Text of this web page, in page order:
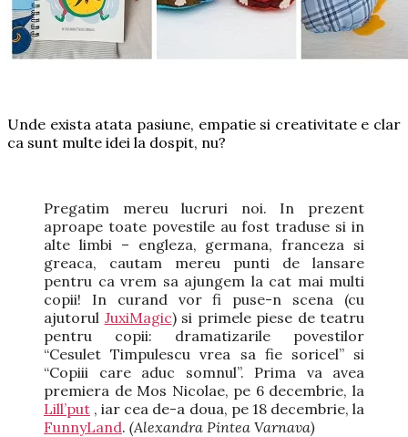
Unde exista atata pasiune, empatie si creativitate e clar
ca sunt multe idei la dospit, nu?
Pregatim mereu lucruri noi. In prezent
aproape toate povestile au fost traduse si in
alte limbi – engleza, germana, franceza si
greaca, cautam mereu punti de lansare
pentru ca vrem sa ajungem la cat mai multi
copii! In curand vor fi puse-n scena (cu
ajutorul JuxiMagic) si primele piese de teatru
pentru copii: dramatizarile povestilor
“Cesulet Timpulescu vrea sa fie soricel” si
“Copiii care aduc somnul”. Prima va avea
premiera de Mos Nicolae, pe 6 decembrie, la
Lill’put , iar cea de-a doua, pe 18 decembrie, la
FunnyLand. (Alexandra Pintea Varnava)